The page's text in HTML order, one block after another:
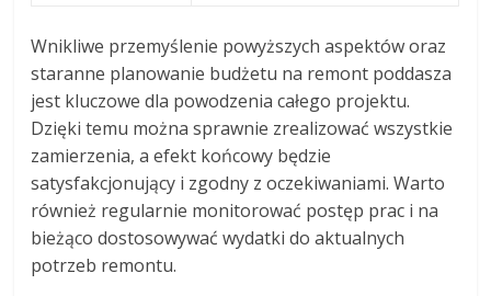
Wnikliwe przemyślenie powyższych aspektów oraz
staranne planowanie budżetu na remont poddasza
jest kluczowe dla powodzenia całego projektu.
Dzięki temu można sprawnie zrealizować wszystkie
zamierzenia, a efekt końcowy będzie
satysfakcjonujący i zgodny z oczekiwaniami. Warto
również regularnie monitorować postęp prac i na
bieżąco dostosowywać wydatki do aktualnych
potrzeb remontu.